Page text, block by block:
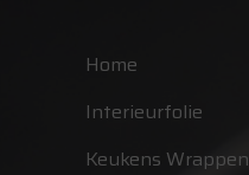
Home
Interieurfolie
Keukens Wrappen